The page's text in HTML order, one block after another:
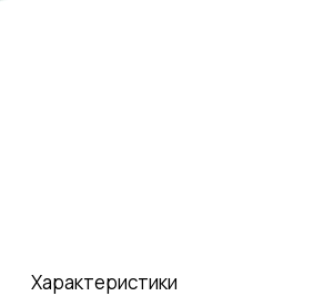
Характеристики